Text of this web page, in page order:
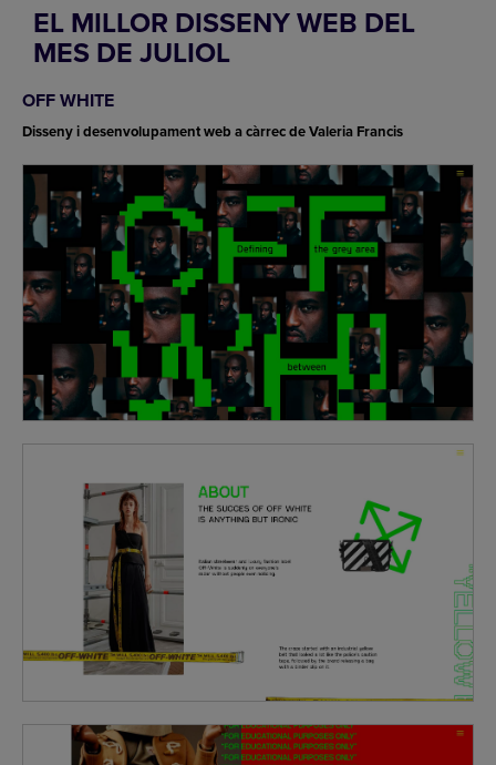
EL MILLOR DISSENY WEB DEL
MES DE JULIOL
OFF WHITE
Disseny i desenvolupament web a càrrec de Valeria Francis